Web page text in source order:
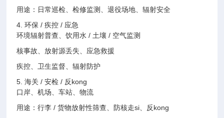
用途：日常巡检、检修监测、退役场地、辐射安全
4. 环保 / 疾控 / 应急
环境辐射普查、饮用水 / 土壤 / 空气监测
核事故、放射源丢失、应急救援
疾控、卫生监督、辐射防护
5. 海关 / 安检 / 反kong
口岸、机场、车站、物流
用途：行李 / 货物放射性筛查、防核走si、反kong